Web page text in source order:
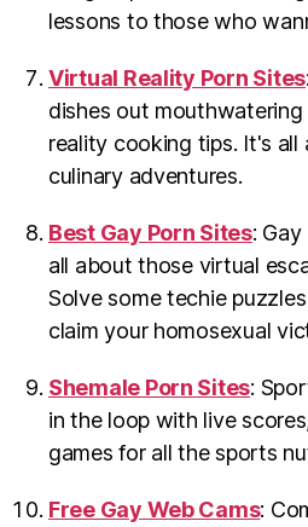
lessons to those who
Virtual Reality Porn Sites
dishes out
reality cooking tips. It's
culinary adventures.
Best Gay Porn Sites:
all about those virtual
Solve some techie
claim your homosexual
Shemale Porn Sites:
in the loop with live
games for all the sports
Free Gay Web Cams: